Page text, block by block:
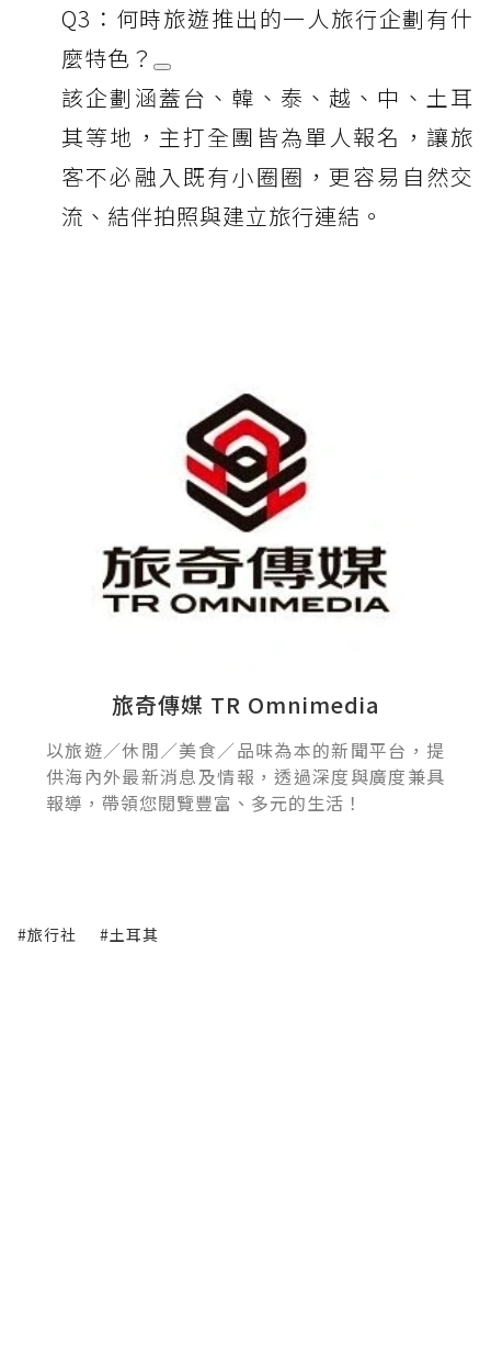
Q3：何時旅遊推出的一人旅行企劃有什
麼特色？
該企劃涵蓋台、韓、泰、越、中、土耳
其等地，主打全團皆為單人報名，讓旅
客不必融入既有小圈圈，更容易自然交
流、結伴拍照與建立旅行連結。
旅奇傳媒 TR Omnimedia
以旅遊／休閒／美食／品味為本的新聞平台，提
供海內外最新消息及情報，透過深度與廣度兼具
報導，帶領您閱覽豐富、多元的生活！
#旅行社 #土耳其